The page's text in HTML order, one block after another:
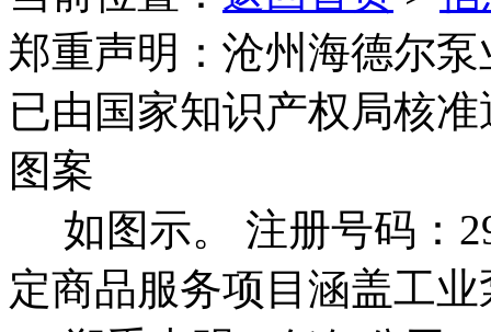
郑重声明： 沧州海德尔
已由国家知识产权局核
图案
如图示。 注册号码：
定商品服务项目涵盖工